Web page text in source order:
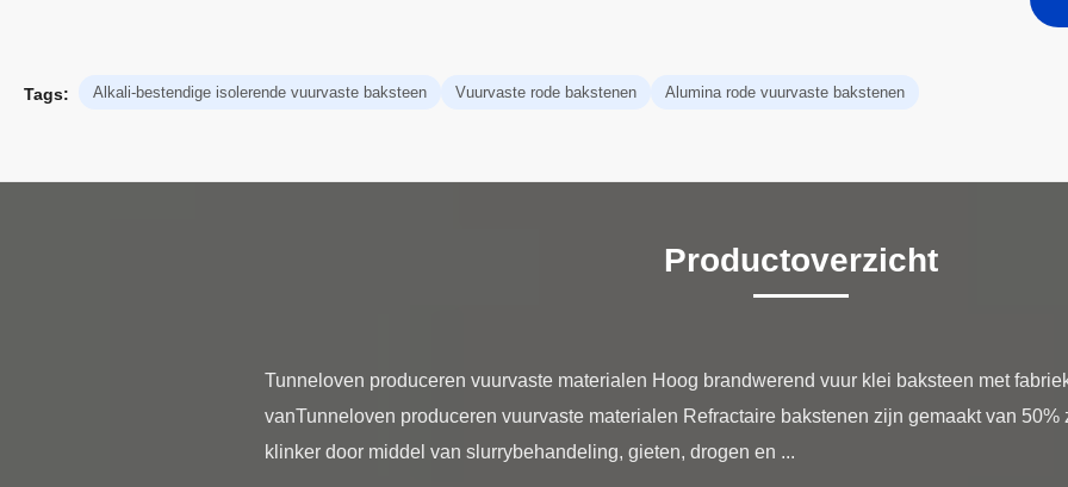
Tags: Alkali-bestendige isolerende vuurvaste baksteen Vuurvaste rode bakstenen Alumina rode vuurvaste bakstenen
Productoverzicht
Tunneloven produceren vuurvaste materialen Hoog brandwerend vuur klei baksteen met
vanTunneloven produceren vuurvaste materialen Refractaire bakstenen zijn gemaakt van